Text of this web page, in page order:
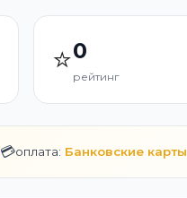
⭐0
рейтинг
💳оплата: Банковские карты